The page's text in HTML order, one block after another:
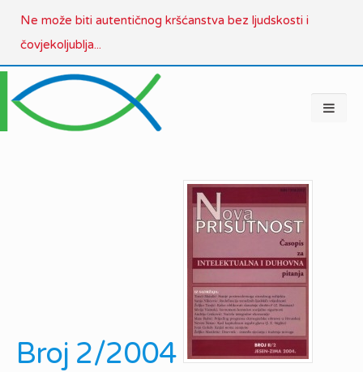
Ne može biti autentičnog kršćanstva bez ljudskosti i
čovjekoljublja...
Broj 2/2004